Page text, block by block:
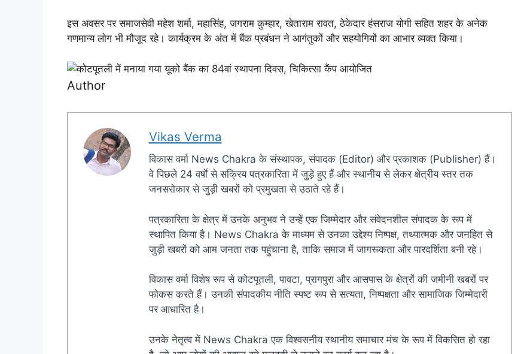
इस अवसर पर समाजसेवी महेश शर्मा, महासिंह, जगराम कुम्हार, खेताराम रावत, ठेकेदार हंसराज योगी सहित शहर के अनेक
गणमान्य लोग भी मौजूद रहे। कार्यक्रम के अंत में बैंक प्रबंधन ने आगंतुकों और सहयोगियों का आभार व्यक्त किया।
Author
Vikas Verma
विकास वर्मा News Chakra के संस्थापक, संपादक (Editor) और प्रकाशक (Publisher) हैं।
वे पिछले 24 वर्षों से सक्रिय पत्रकारिता में जुड़े हुए हैं और स्थानीय से लेकर क्षेत्रीय स्तर तक
जनसरोकार से जुड़ी खबरों को प्रमुखता से उठाते रहे हैं।
पत्रकारिता के क्षेत्र में उनके अनुभव ने उन्हें एक जिम्मेदार और संवेदनशील संपादक के रूप में
स्थापित किया है। News Chakra के माध्यम से उनका उद्देश्य निष्पक्ष, तथ्यात्मक और जनहित से
जुड़ी खबरों को आम जनता तक पहुंचाना है, ताकि समाज में जागरूकता और पारदर्शिता बनी रहे।
विकास वर्मा विशेष रूप से कोटपूतली, पावटा, प्रागपुरा और आसपास के क्षेत्रों की जमीनी खबरों पर
फोकस करते हैं। उनकी संपादकीय नीति स्पष्ट रूप से सत्यता, निष्पक्षता और सामाजिक जिम्मेदारी
पर आधारित है।
उनके नेतृत्व में News Chakra एक विश्वसनीय स्थानीय समाचार मंच के रूप में विकसित हो रहा